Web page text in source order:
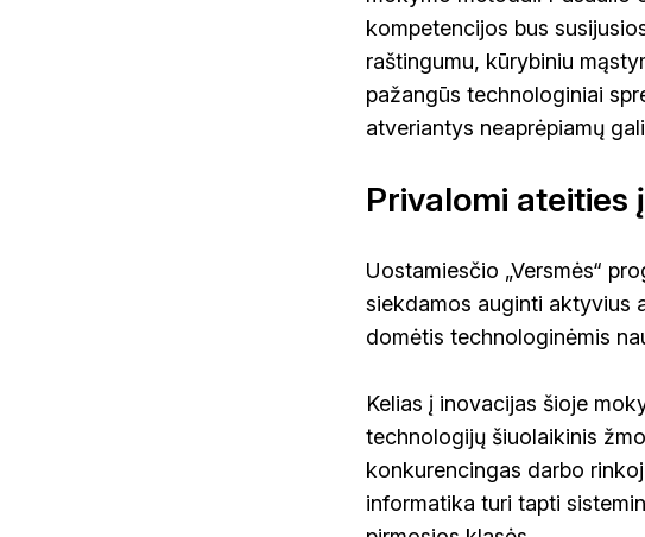
kompetencijos bus
raštingumu, kūrybiniu
pažangūs technologiniai
atveriantys neaprėpiamų
Privalomi ateities
Uostamiesčio „Versmės“
siekdamos auginti aktyvius
domėtis technologinėmis
Kelias į inovacijas šioje
technologijų šiuolaikinis
konkurencingas darbo
informatika turi tapti